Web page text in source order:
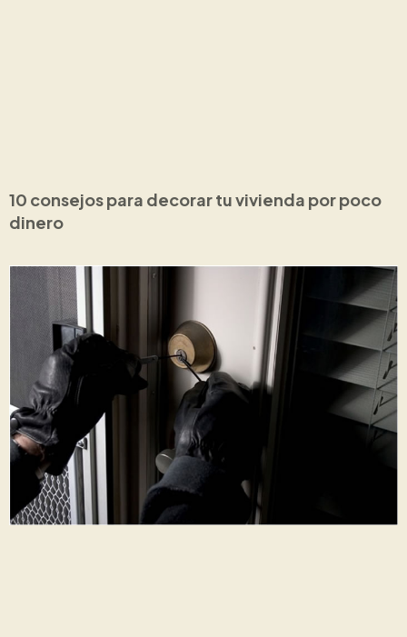
10 consejos para decorar tu vivienda por poco
dinero